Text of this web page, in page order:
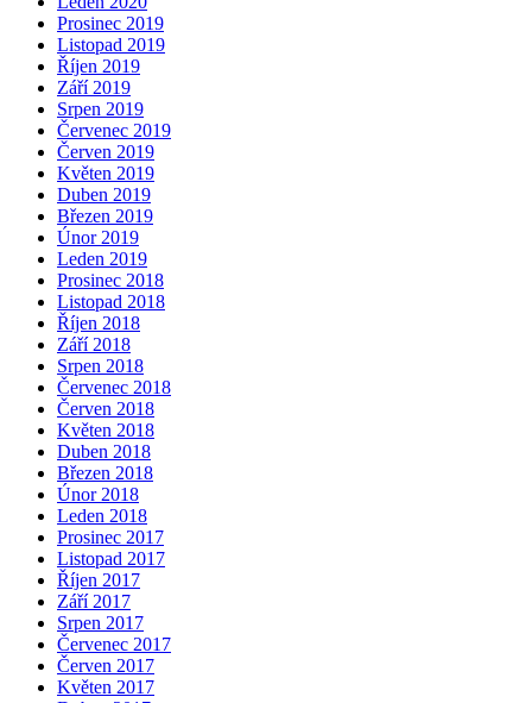
Prosinec 2019
Listopad 2019
Říjen 2019
Září 2019
Srpen 2019
Červenec 2019
Červen 2019
Květen 2019
Duben 2019
Březen 2019
Únor 2019
Leden 2019
Prosinec 2018
Listopad 2018
Říjen 2018
Září 2018
Srpen 2018
Červenec 2018
Červen 2018
Květen 2018
Duben 2018
Březen 2018
Únor 2018
Leden 2018
Prosinec 2017
Listopad 2017
Říjen 2017
Září 2017
Srpen 2017
Červenec 2017
Červen 2017
Květen 2017